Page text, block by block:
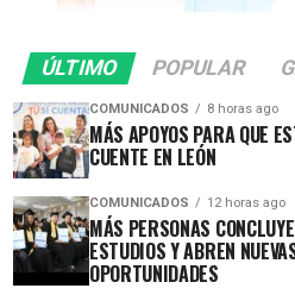
ÚLTIMO POPULAR
COMUNICADOS 8 horas ago
MÁS APOYOS PARA QUE
CUENTE EN LEÓN
COMUNICADOS 12 horas ago
MÁS PERSONAS
ESTUDIOS Y ABREN
OPORTUNIDADES